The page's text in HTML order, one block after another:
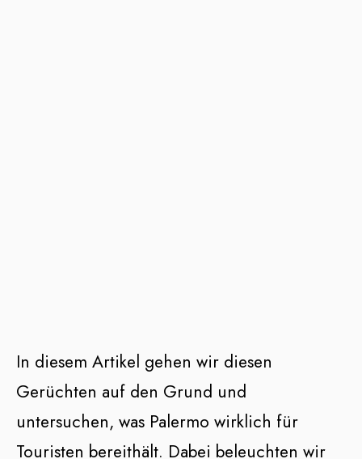
In diesem Artikel gehen wir diesen
Gerüchten auf den Grund und
untersuchen, was Palermo wirklich für
Touristen bereithält. Dabei beleuchten wir